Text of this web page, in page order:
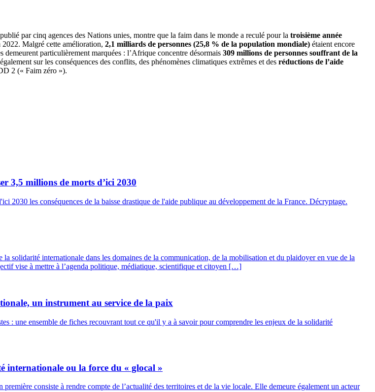
par cinq agences des Nations unies, montre que la faim dans le monde a reculé pour la troisième année
Malgré cette amélioration, 2,1 milliards de personnes (25,8 % de la population mondiale) étaient encore
particulièrement marquées : l’Afrique concentre désormais 309 millions de personnes souffrant de la
sur les conséquences des conflits, des phénomènes climatiques extrêmes et des réductions de l’aide
2 (« Faim zéro »).
3,5 millions de morts d’ici 2030
2030 les conséquences de la baisse drastique de l'aide publique au développement de la France. Décryptage.
solidarité internationale dans les domaines de la communication, de la mobilisation et du plaidoyer en vue de la
vise à mettre à l’agenda politique, médiatique, scientifique et citoyen […]
un instrument au service de la paix
: une ensemble de fiches recouvrant tout ce qu'il y a à savoir pour comprendre les enjeux de la solidarité
internationale ou la force du « glocal »
consiste à rendre compte de l’actualité des territoires et de la vie locale. Elle demeure également un acteur